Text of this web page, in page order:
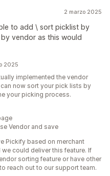
2 marzo 2025
to add \ sort picklist by
vendor as this would
2025
implemented the vendor
now sort your pick lists by
your picking process.
Vendor and save
Pickify based on merchant
could deliver this feature. If
sorting feature or have other
reach out to our support team.